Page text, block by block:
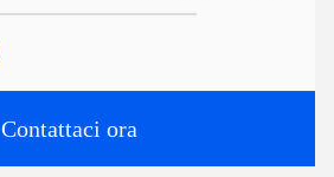
Contattaci ora